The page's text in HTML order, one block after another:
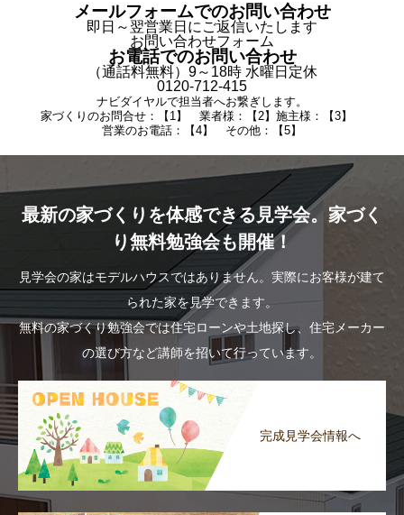
メールフォームでのお問い合わせ
即日～翌営業日にご返信いたします
お問い合わせフォーム
お電話でのお問い合わせ
（通話料無料）9～18時 水曜日定休
0120-712-415
ナビダイヤルで担当者へお繋ぎします。
家づくりのお問合せ：【1】 業者様：【2】施主様：【3】
営業のお電話：【4】 その他：【5】
最新の家づくりを体感できる見学会。家づく
り無料勉強会も開催！
見学会の家はモデルハウスではありません。実際にお客様が建て
られた家を見学できます。
無料の家づくり勉強会では住宅ローンや土地探し、住宅メーカー
の選び方など講師を招いて行っています。
完成見学会情報へ